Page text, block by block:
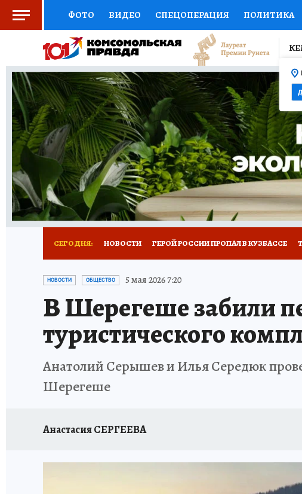
ФОТО ВИДЕО СПЕЦОПЕРАЦИЯ ПОЛИТИКА
СОЦПОДДЕРЖКА НАУКА СПОРТ
ВЫБОР ЭКСПЕРТОВ ДОКТОР ФИНАНСЫ
КНИЖНАЯ ПОЛКА ПРОГНОЗЫ НА СПОРТ
ПРЕСС-ЦЕНТР НЕДВИЖИМОСТЬ ТЕЛЕВИЗОР
РЕКЛАМА ТЕСТЫ НОВОЕ НА САЙТЕ
СЕГОДНЯ: НОВОСТИ ГЕРОЙ РОССИИ ПРОПАЛ В КУЗБАССЕ
ЗАПОВЕДНАЯ РОССИЯ
НОВОСТИ ОБЩЕСТВО 5 мая 2026 7:20
В Шерегеше забили
туристического
Анатолий Серышев и Илья Середюк
Шерегеше
Анастасия СЕРГЕЕВА